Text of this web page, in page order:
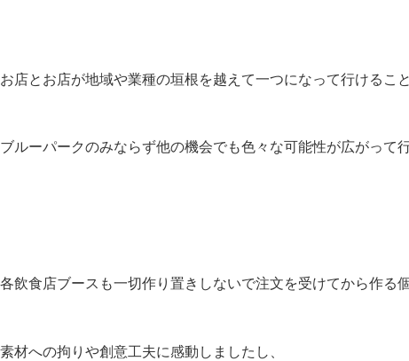
お店とお店が地域や業種の垣根を越えて一つになって行けるこ
ブルーパークのみならず他の機会でも色々な可能性が広がって
各飲食店ブースも一切作り置きしないで注文を受けてから作る
素材への拘りや創意工夫に感動しましたし、